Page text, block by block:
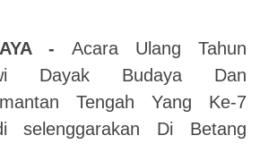
- Acara Ulang Tahun
Dayak Budaya Dan
Tengah Yang Ke-7
selenggarakan Di Betang